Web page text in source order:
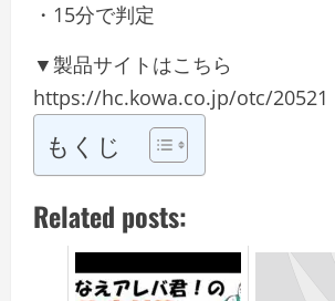
・15分で判定
▼製品サイトはこちら
https://hc.kowa.co.jp/otc/20521
もくじ
Related posts: